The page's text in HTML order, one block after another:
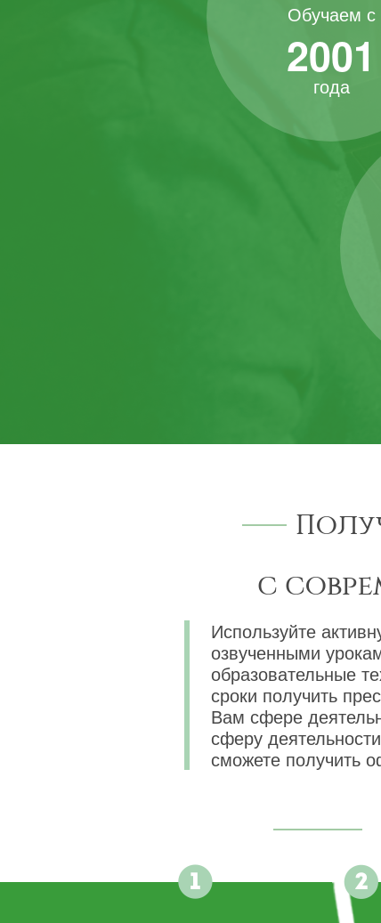
Обучаем с
2001
года
с
Используйте
озвученными
образовательные
сроки получить
Вам сфере
сферу
сможете получить